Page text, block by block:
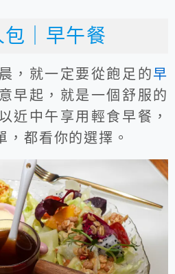
｜早午餐
，就一定要從飽足的早
早起，就是一個舒服的
近中午享用輕食早餐，
，都看你的選擇。